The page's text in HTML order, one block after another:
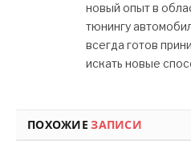
новый опыт в
тюнингу
всегда готов
искать новые
ПОХОЖИЕЗАПИСИ